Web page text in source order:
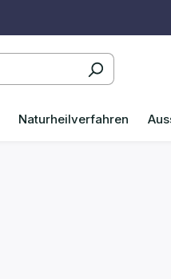
Naturheilverfahren